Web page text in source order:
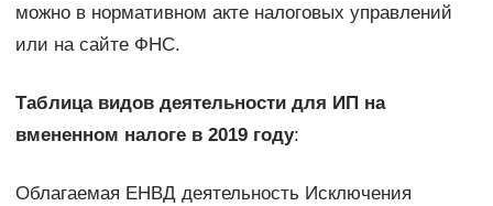
можно в нормативном акте налоговых управлений
или на сайте ФНС.
Таблица видов деятельности для ИП на
вмененном налоге в 2019 году:
Облагаемая ЕНВД деятельность Исключения